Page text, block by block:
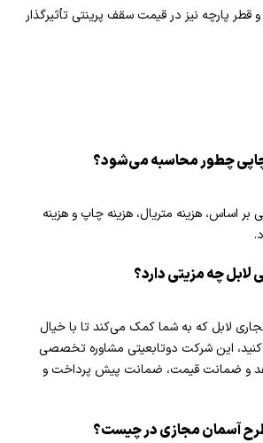
قطر پارچه نیز در قیمت سقف پرینتی تأثیرگذار
چطور محاسبه می‌شود؟
بر اساس، هزینه متریال، هزینه چاپ و هزینه
چه مزیتی دارد؟
لابل که به شما کمک می‌کند تا با خیال
کنید، این شرکت دوتابعیتی مشاوره تخصصی
و ضمانت قیمت، ضمانت پیش پرداخت و
آسمان مجازی در چیست؟